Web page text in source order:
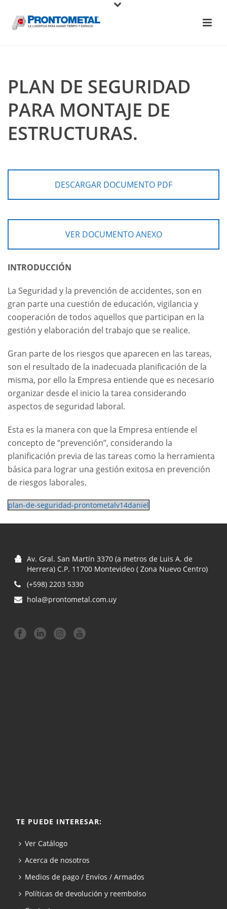
PLAN DE SEGURIDAD
PARA MONTAJE DE
ESTRUCTURAS.
DESCARGAR DOCUMENTO PDF
VER DOCUMENTO ANEXO
INTRODUCCIÓN
La Seguridad y la prevención de accidentes, son en
gran parte una cuestión de educación, vigilancia y
cooperación de todos aquellos que participan en la
gestión y elaboración del trabajo que se realice.
Gran parte de los riesgos que aparecen en las tareas,
son el resultado de la inadecuada planificación de la
misma, por ello la Empresa entiende que es necesario
organizar desde el inicio la tarea considerando
aspectos de seguridad laboral.
Esta es la manera con que la Empresa entiende el
concepto de “prevención”, considerando la
planificación previa de las tareas como la herramienta
básica para lograr una gestión exitosa en prevención
de riesgos laborales.
plan-de-seguridad-prontometalv14daniel
Av. Gral. San Martín 3370 (a metros de Luis A. de
Herrera) C.P. 11700 Montevideo ( Zona Nuevo Centro)
(+598) 2203 5330
hola@prontometal.com.uy
TE PUEDE INTERESAR:
Ver Catálogo
Acerca de nosotros
Medios de pago / Envíos / Armados
Políticas de devolución y reembolso